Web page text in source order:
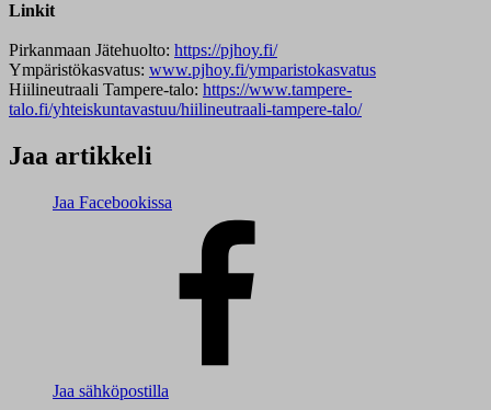
Linkit
Pirkanmaan Jätehuolto: https://pjhoy.fi/
Ympäristökasvatus: www.pjhoy.fi/ymparistokasvatus
Hiilineutraali Tampere-talo: https://www.tampere-
talo.fi/yhteiskuntavastuu/hiilineutraali-tampere-talo/
Jaa artikkeli
Jaa Facebookissa
Jaa sähköpostilla